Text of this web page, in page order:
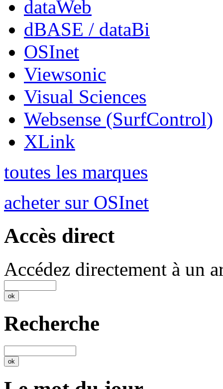
dataWeb
dBASE / dataBi
OSInet
Viewsonic
Visual Sciences
Websense (SurfControl)
XLink
toutes les marques
acheter sur OSInet
Accès direct
Accédez directement à un
Recherche